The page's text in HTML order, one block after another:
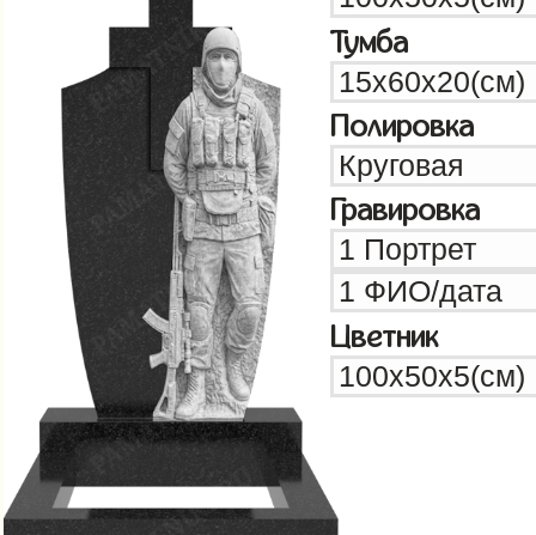
Тумба
Полировка
Гравировка
Цветник